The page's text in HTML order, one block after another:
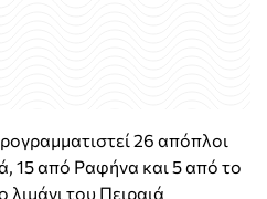
26 απόπλοι
15 από Ραφήνα και 5 από το
του Πειραιά